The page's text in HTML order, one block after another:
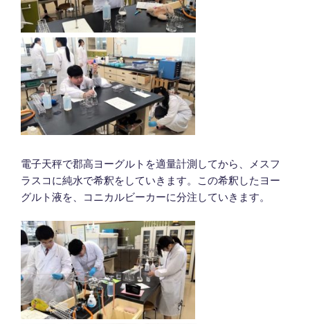
電子天秤で郡高ヨーグルトを適量計測してから、メスフ
ラスコに純水で希釈をしていきます。この希釈したヨー
グルト液を、コニカルビーカーに分注していきます。